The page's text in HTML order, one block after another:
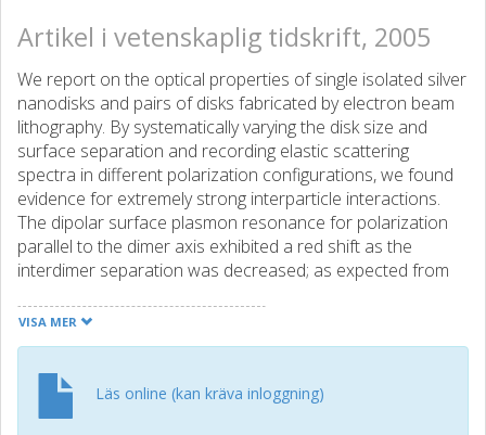
Artikel i vetenskaplig tidskrift, 2005
We report on the optical properties of single isolated silver
nanodisks and pairs of disks fabricated by electron beam
lithography. By systematically varying the disk size and
surface separation and recording elastic scattering
spectra in different polarization configurations, we found
evidence for extremely strong interparticle interactions.
The dipolar surface plasmon resonance for polarization
parallel to the dimer axis exhibited a red shift as the
interdimer separation was decreased; as expected from
The scattering spectra of single particles and pairs
separated by more than one particle radius can be well
where the particles are approximated as point dipoles
using a modified dipole polarizability for oblate spheroids.
VISA MER
Läs online (kan kräva inloggning)